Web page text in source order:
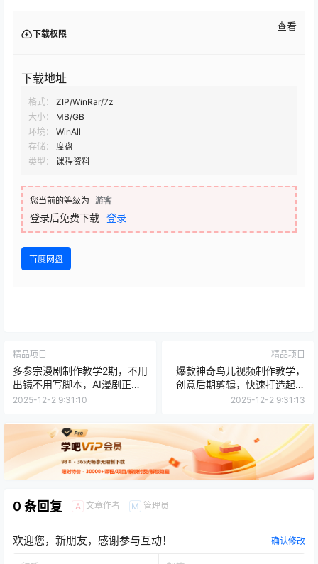
下载权限
查看
下载地址
格式：
ZIP/WinRar/7z
大小：
MB/GB
环境：
WinAll
存储：
度盘
类型：
课程资料
您当前的等级为 游客
登录后免费下载 登录
百度网盘
精品项目
多参宗漫剧制作教学2期，不用
出镜不用写脚本，AI漫剧正让
普通人月入5位数
2025-12-2 9:31:10
精品项目
爆款神奇鸟儿视频制作教学，
创意后期剪辑，快速打造起号
涨粉
2025-12-2 9:31:13
0 条回复 A 文章作者 M 管理员
欢迎您，新朋友，感谢参与互动！ 确认修改